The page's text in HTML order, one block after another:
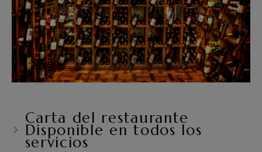
Carta del restaurante
Disponible en todos los
servicios